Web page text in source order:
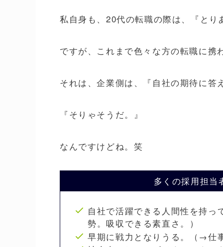
私自身も、20代の転職の際は、『と
ですが、これまで色々な方の転職に
それは、企業側は、『自社の期待に答
『そりゃそうだ。』
なんですけどね。笑
多くの採用担当
自社で活躍できる人間性を持
勢。吸収できる素直さ。）
早期に戦力となりうる。（→仕